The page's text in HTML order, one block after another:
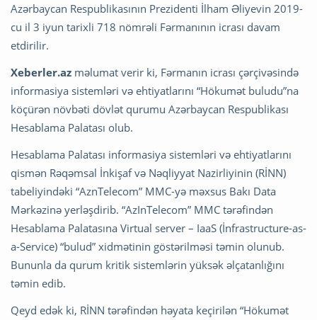
Azərbaycan Respublikasının Prezidenti İlham Əliyevin 2019-
cu il 3 iyun tarixli 718 nömrəli Fərmanının icrası davam
etdirilir.
Xeberler.az məlumat verir ki, Fərmanın icrası çərçivəsində
informasiya sistemləri və ehtiyatlarını “Hökumət buludu”na
köçürən növbəti dövlət qurumu Azərbaycan Respublikası
Hesablama Palatası olub.
Hesablama Palatası informasiya sistemləri və ehtiyatlarını
qismən Rəqəmsal İnkişaf və Nəqliyyat Nazirliyinin (RİNN)
tabeliyindəki “AznTelecom” MMC-yə məxsus Bakı Data
Mərkəzinə yerləşdirib. “AzInTelecom” MMC tərəfindən
Hesablama Palatasına Virtual server – IaaS (İnfrastructure-as-
a-Service) “bulud” xidmətinin göstərilməsi təmin olunub.
Bununla da qurum kritik sistemlərin yüksək əlçatanlığını
təmin edib.
Qeyd edək ki, RİNN tərəfindən həyata keçirilən “Hökumət